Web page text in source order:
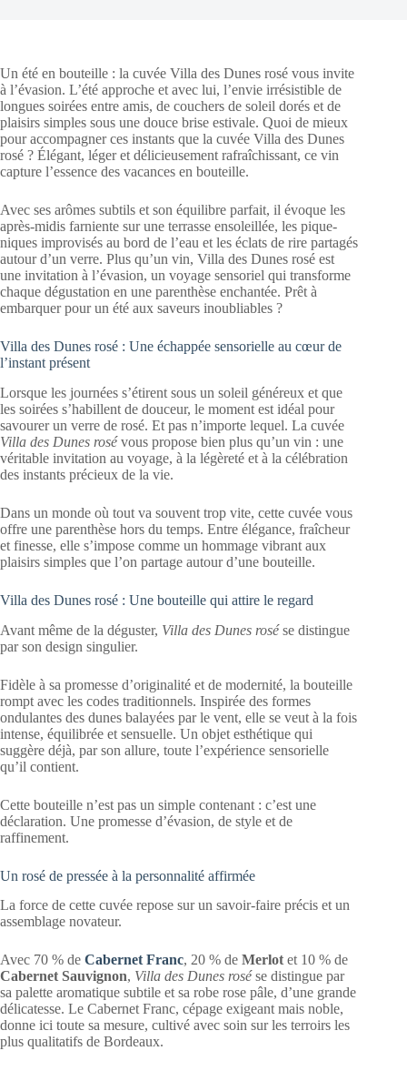
Un été en bouteille : la cuvée Villa des Dunes rosé vous invite
à l’évasion. L’été approche et avec lui, l’envie irrésistible de
longues soirées entre amis, de couchers de soleil dorés et de
plaisirs simples sous une douce brise estivale. Quoi de mieux
pour accompagner ces instants que la cuvée Villa des Dunes
rosé ? Élégant, léger et délicieusement rafraîchissant, ce vin
capture l’essence des vacances en bouteille.
Avec ses arômes subtils et son équilibre parfait, il évoque les
après-midis farniente sur une terrasse ensoleillée, les pique-
niques improvisés au bord de l’eau et les éclats de rire partagés
autour d’un verre. Plus qu’un vin, Villa des Dunes rosé est
une invitation à l’évasion, un voyage sensoriel qui transforme
chaque dégustation en une parenthèse enchantée. Prêt à
embarquer pour un été aux saveurs inoubliables ?
Villa des Dunes rosé : Une échappée sensorielle au cœur de
l’instant présent
Lorsque les journées s’étirent sous un soleil généreux et que
les soirées s’habillent de douceur, le moment est idéal pour
savourer un verre de rosé. Et pas n’importe lequel. La cuvée
Villa des Dunes rosévous propose bien plus qu’un vin : une
véritable invitation au voyage, à la légèreté et à la célébration
des instants précieux de la vie.
Dans un monde où tout va souvent trop vite, cette cuvée vous
offre une parenthèse hors du temps. Entre élégance, fraîcheur
et finesse, elle s’impose comme un hommage vibrant aux
plaisirs simples que l’on partage autour d’une bouteille.
Villa des Dunes rosé : Une bouteille qui attire le regard
Avant même de la déguster, Villa des Dunes rosése distingue
par son design singulier.
Fidèle à sa promesse d’originalité et de modernité, la bouteille
rompt avec les codes traditionnels. Inspirée des formes
ondulantes des dunes balayées par le vent, elle se veut à la fois
intense, équilibrée et sensuelle. Un objet esthétique qui
suggère déjà, par son allure, toute l’expérience sensorielle
qu’il contient.
Cette bouteille n’est pas un simple contenant : c’est une
déclaration. Une promesse d’évasion, de style et de
raffinement.
Un rosé de pressée à la personnalité affirmée
La force de cette cuvée repose sur un savoir-faire précis et un
assemblage novateur.
Avec 70 % de Cabernet Franc, 20 % de Merlot et 10 % de
Cabernet Sauvignon, Villa des Dunes rosése distingue par
sa palette aromatique subtile et sa robe rose pâle, d’une grande
délicatesse. Le Cabernet Franc, cépage exigeant mais noble,
donne ici toute sa mesure, cultivé avec soin sur les terroirs les
plus qualitatifs de Bordeaux.